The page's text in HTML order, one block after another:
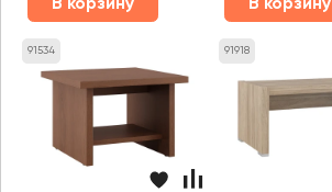
В корзину В корзину
91534 91918